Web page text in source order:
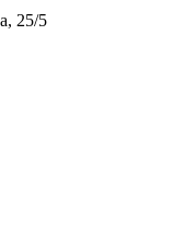
25/5